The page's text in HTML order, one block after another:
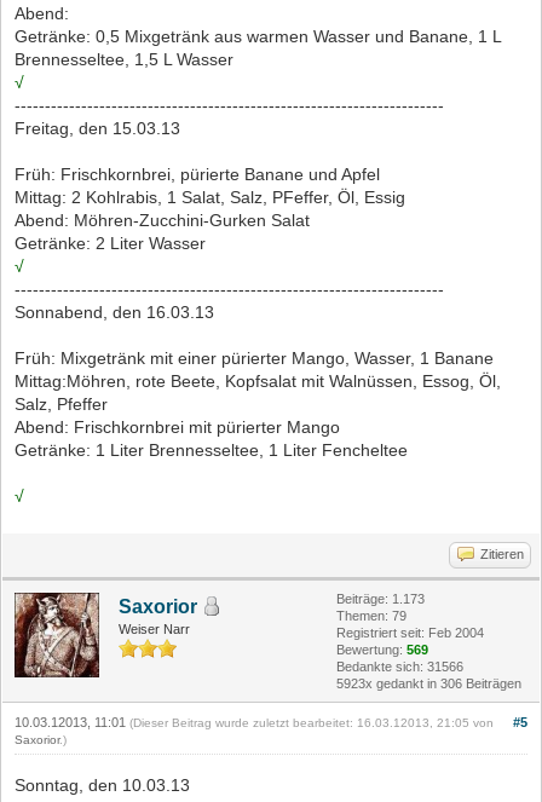
Abend:
Getränke: 0,5 Mixgetränk aus warmen Wasser und Banane, 1 L
Brennesseltee, 1,5 L Wasser
√
-----------------------------------------------------------------------
Freitag, den 15.03.13
Früh: Frischkornbrei, pürierte Banane und Apfel
Mittag: 2 Kohlrabis, 1 Salat, Salz, PFeffer, Öl, Essig
Abend: Möhren-Zucchini-Gurken Salat
Getränke: 2 Liter Wasser
√
-----------------------------------------------------------------------
Sonnabend, den 16.03.13
Früh: Mixgetränk mit einer pürierter Mango, Wasser, 1 Banane
Mittag:Möhren, rote Beete, Kopfsalat mit Walnüssen, Essog, Öl,
Salz, Pfeffer
Abend: Frischkornbrei mit pürierter Mango
Getränke: 1 Liter Brennesseltee, 1 Liter Fencheltee
√
Zitieren
Saxorior
Weiser Narr
Beiträge: 1.173
Themen: 79
Registriert seit: Feb 2004
Bewertung: 569
Bedankte sich: 31566
5923x gedankt in 306 Beiträgen
#5
10.03.12013, 11:01 (Dieser Beitrag wurde zuletzt bearbeitet: 16.03.12013, 21:05 von
Saxorior.)
Sonntag, den 10.03.13